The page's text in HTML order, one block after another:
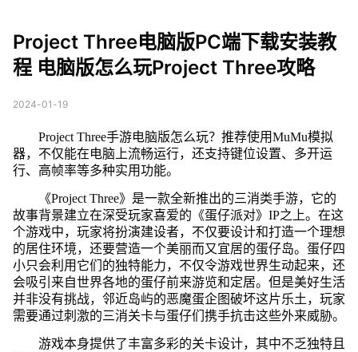
攻略
Project Three电脑版PC端下载安装教
程 电脑版怎么玩Project Three攻略
2024-01-19
Project Three手游电脑版怎么玩？推荐使用MuMu模拟
器，不仅能在电脑上流畅运行，还支持键位设置、多开运
行、高帧率等多种实用功能。
《Project Three》是一款全新推出的三消类手游，它的
故事背景建立在深受玩家喜爱的《蛋仔派对》IP之上。在这
个游戏中，玩家将扮演建设者，不仅要设计和打造一个理想
的居住环境，还要营造一个美丽而又宜居的蛋仔岛。蛋仔四
小只会利用它们的独特能力，不仅令游戏世界生动起来，还
会吸引来自世界各地的蛋仔前来游览和定居。但是美好生活
并非没有挑战，邻近岛屿的恶魔蛋企图破坏这片乐土，玩家
需要通过刺激的三消关卡与蛋仔们携手抗击这些外来威胁。
游戏本身提供了丰富多彩的关卡设计，其中不乏独特且